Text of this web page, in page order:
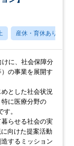
産休・育休あり
けに、社会保障分
の事業を展開す
とした社会状況
に医療分野の
。
らせる社会の実
向けた提案活動
するミッション